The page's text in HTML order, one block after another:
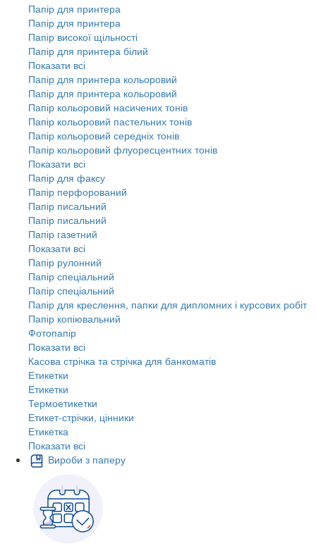
Папір для принтера
Папір для принтера
Папір високої щільності
Папір для принтера білий
Показати всі
Папір для принтера кольоровий
Папір для принтера кольоровий
Папір кольоровий насичених тонів
Папір кольоровий пастельних тонів
Папір кольоровий середніх тонів
Папір кольоровий флуоресцентних тонів
Показати всі
Папір для факсу
Папір перфорований
Папір писальний
Папір писальний
Папір газетний
Показати всі
Папір рулонний
Папір спеціальний
Папір спеціальний
Папір для креслення, папки для дипломних і курсових робіт
Папір копіювальний
Фотопапір
Показати всі
Касова стрічка та стрічка для банкоматів
Етикетки
Етикетки
Термоетикетки
Етикет-стрічки, цінники
Етикетка
Показати всі
Вироби з паперу